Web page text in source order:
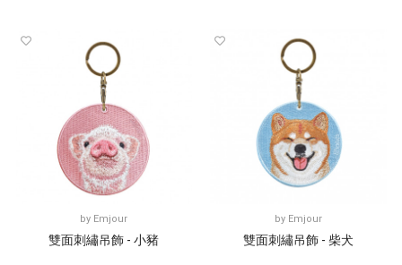
by Emjour
雙面刺繡吊飾 - 小豬
by Emjour
雙面刺繡吊飾 - 柴犬